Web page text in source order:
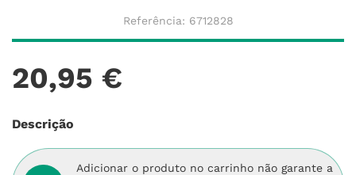
Referência: 6712828
20,95 €
Descrição
Adicionar o produto no carrinho não garante a